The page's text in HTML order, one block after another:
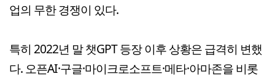
업의 무한 경쟁이 있다.
특히 2022년 말 챗GPT 등장 이후 상황은 급격히 변했
다. 오픈AI·구글·마이크로소프트·메타·아마존을 비롯